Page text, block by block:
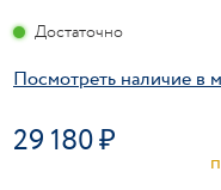
29 180
Посмотреть наличие в
Достаточно